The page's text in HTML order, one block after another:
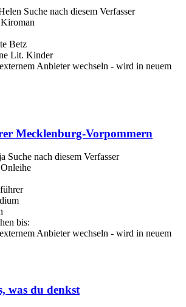
Suche nach diesem Verfasser
Kiroman
Betz
Lit. Kinder
Anbieter wechseln - wird in neuem
Mecklenburg-Vorpommern
Suche nach diesem Verfasser
Onleihe
bis:
Anbieter wechseln - wird in neuem
was du denkst